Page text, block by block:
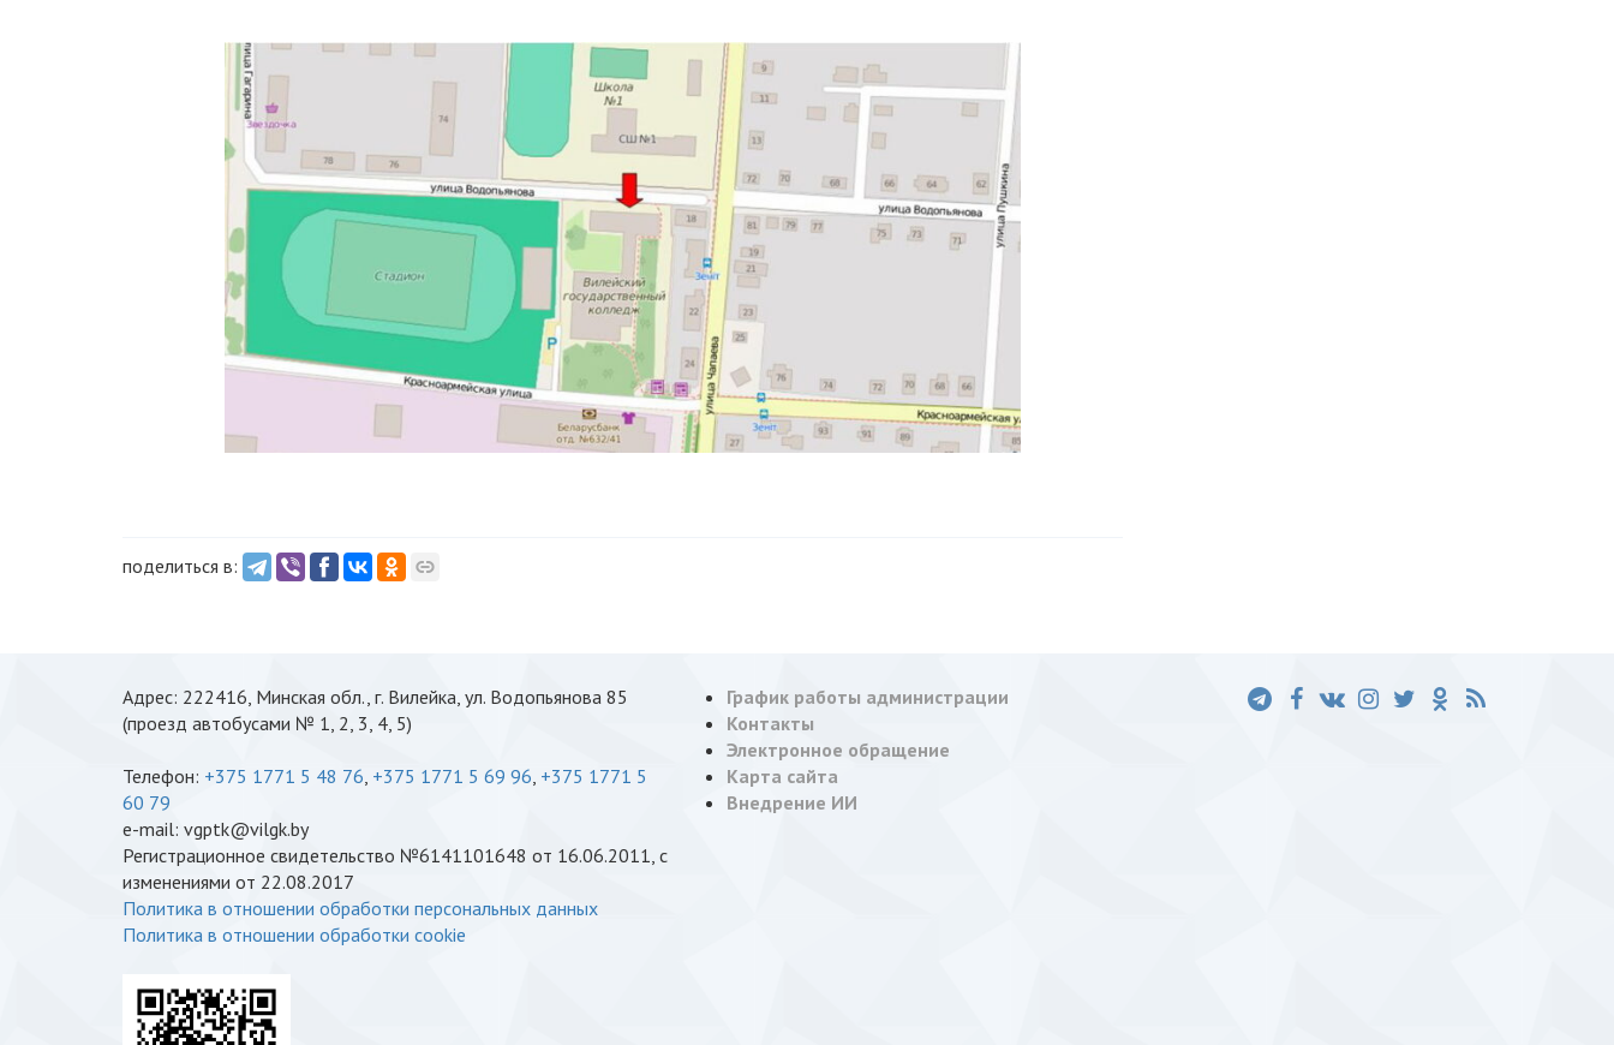
поделиться в:
Адрес: 222416, Минская обл., г. Вилейка, ул. Водопьянова 85
(проезд автобусами № 1, 2, 3, 4, 5)
Телефон: +375 1771 5 48 76 +375 1771 5 69 96 +375 1771 5
60 79
e-mail: vgptk@vilgk.by
Регистрационное свидетельство №6141101648 от 16.06.2011, с
изменениями от 22.08.2017
Политика в отношении обработки персональных данных
Политика в отношении обработки cookie
График работы администрации
Контакты
Электронное обращение
Карта сайта
Внедрение ИИ